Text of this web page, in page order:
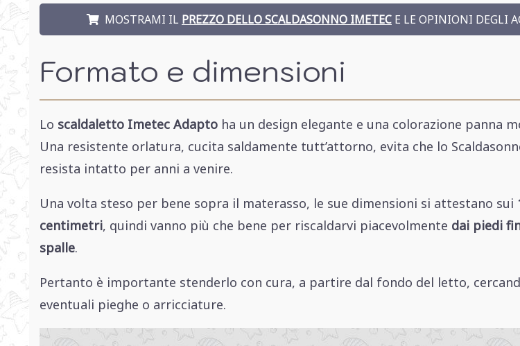
MOSTRAMI IL PREZZO DELLO SCALDASONNO IMETEC E LE OPINIONI DEGLI
Formato e dimensioni
Lo scaldaletto Imetec Adapto ha un design elegante e una colorazione panna
Una resistente orlatura, cucita saldamente tutt’attorno, evita che lo
resista intatto per anni a venire.
Una volta steso per bene sopra il materasso, le sue dimensioni si attestano sui
centimetri, quindi vanno più che bene per riscaldarvi piacevolmente dai piedi
spalle.
Pertanto è importante stenderlo con cura, a partire dal fondo del letto,
eventuali pieghe o arricciature.